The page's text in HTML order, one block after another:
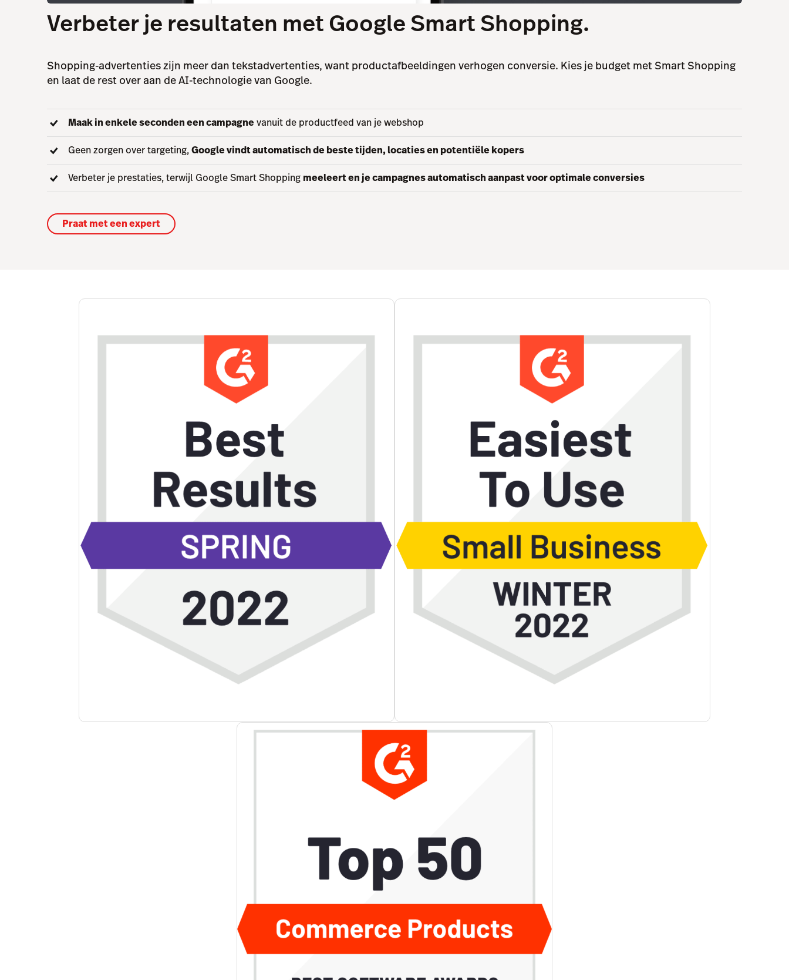
Verbeter je resultaten met Google Smart Shopping.
Shopping-advertenties zijn meer dan tekstadvertenties, want productafbeeldingen verhogen conversie. Kies je budget met Smart Shopping
en laat de rest over aan de AI-technologie van Google.
Maak in enkele seconden een campagnevanuit de productfeed van je webshop
Geen zorgen over targeting,Google vindt automatisch de beste tijden, locaties en potentiële kopers
Verbeter je prestaties, terwijl Google Smart Shopping meeleert en je campagnes automatisch aanpast voor optimale conversies
Praat met een expert